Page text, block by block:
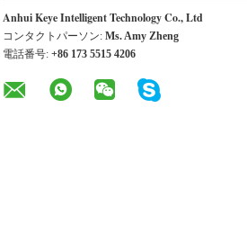
Anhui Keye Intelligent Technology Co., Ltd
コンタクトパーソン: Ms. Amy Zheng
電話番号: +86 173 5515 4206